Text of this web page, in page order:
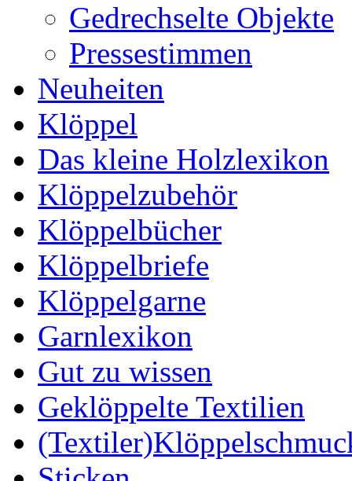
Gedrechselte Objekte
Pressestimmen
Neuheiten
Klöppel
Das kleine Holzlexikon
Klöppelzubehör
Klöppelbücher
Klöppelbriefe
Klöppelgarne
Garnlexikon
Gut zu wissen
Geklöppelte Textilien